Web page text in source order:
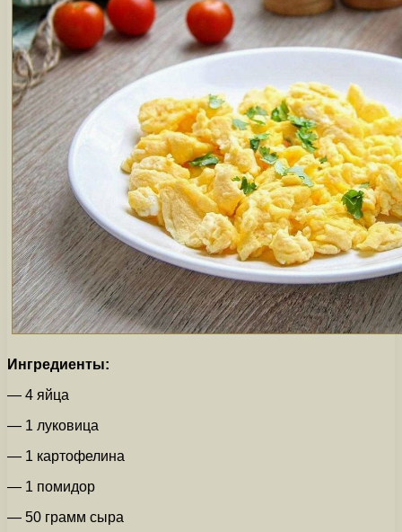
Ингредиенты:
— 4 яйца
— 1 луковица
— 1 картофелина
— 1 помидор
— 50 грамм сыра